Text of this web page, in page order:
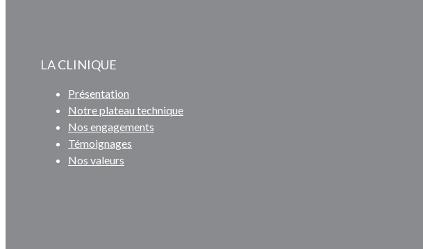
LA CLINIQUE
Présentation
Notre plateau technique
Nos engagements
Témoignages
Nos valeurs